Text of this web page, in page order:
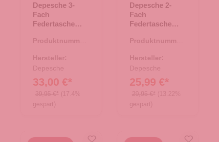
Depesche 3-
Fach
Federtasche
LUXURY
Produktnummer:
Hersteller:
Depesche
33,00 €*
39,95 €* (17.4%
gespart)
Depesche 2-
Fach
Federtasche
ROBBY pink
Produktnummer:
Hersteller:
Depesche
25,99 €*
29,95 €* (13.22%
gespart)